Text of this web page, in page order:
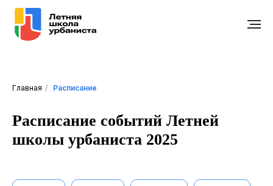
Главная / Расписание
Расписание событий Летней
школы урбаниста 2025